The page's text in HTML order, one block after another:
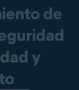
de
y